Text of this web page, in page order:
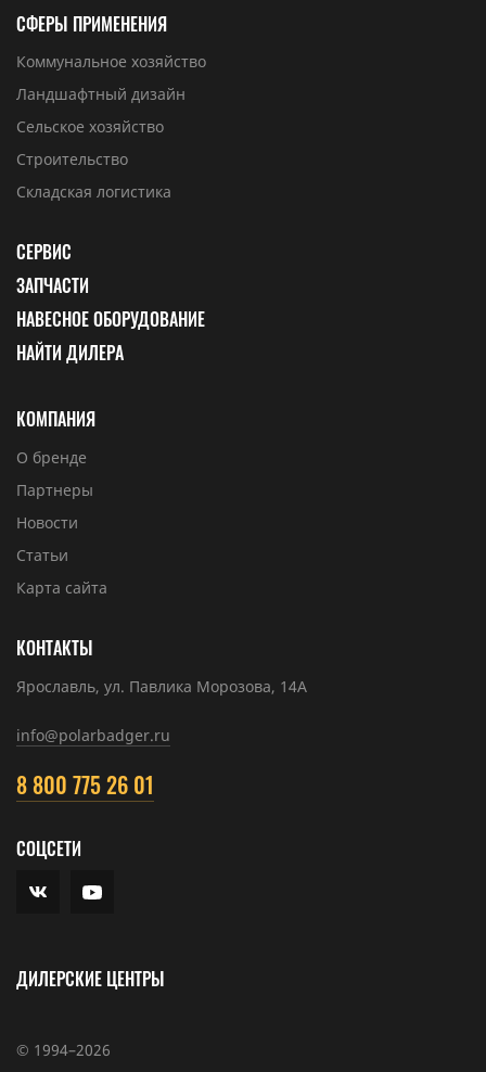
СФЕРЫ ПРИМЕНЕНИЯ
Коммунальное хозяйство
Ландшафтный дизайн
Сельское хозяйство
Строительство
Складская логистика
СЕРВИС
ЗАПЧАСТИ
НАВЕСНОЕ ОБОРУДОВАНИЕ
НАЙТИ ДИЛЕРА
КОМПАНИЯ
О бренде
Партнеры
Новости
Статьи
Карта сайта
КОНТАКТЫ
Ярославль, ул. Павлика Морозова, 14А
info@polarbadger.ru
8 800 775 26 01
СОЦСЕТИ
ДИЛЕРСКИЕ ЦЕНТРЫ
© 1994–2026